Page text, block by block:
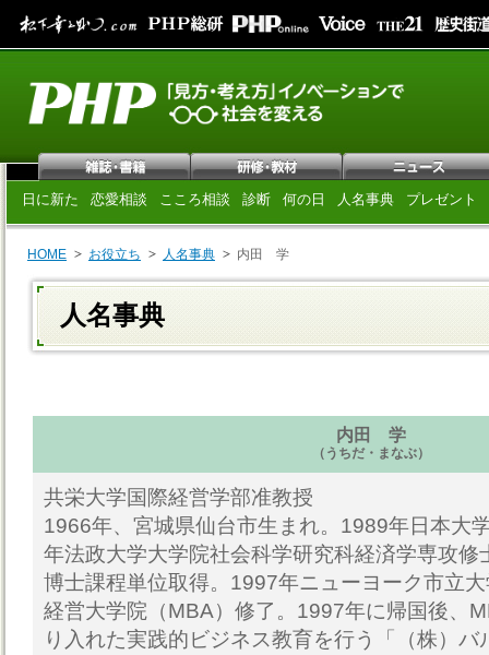
日に新た 恋愛相談 こころ相談 診断 何の日 人名事典 プレゼント
HOME お役立ち 人名事典 内田 学
人名事典
内田 学
（うちだ・まなぶ）
共栄大学国際経営学部准教授
1966年、宮城県仙台市生まれ。1989年日本大
年法政大学大学院社会科学研究科経済学専攻
博士課程単位取得。1997年ニューヨーク市立
経営大学院（MBA）修了。1997年に帰国後、
り入れた実践的ビジネス教育を行う「（株）